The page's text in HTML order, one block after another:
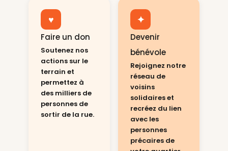
♥
Faire un don
Soutenez nos
actions sur le
terrain et
permettez à
des milliers de
personnes de
sortir de la rue.
✦
Devenir
bénévole
Rejoignez notre
réseau de
voisins
solidaires et
recréez du lien
avec les
personnes
précaires de